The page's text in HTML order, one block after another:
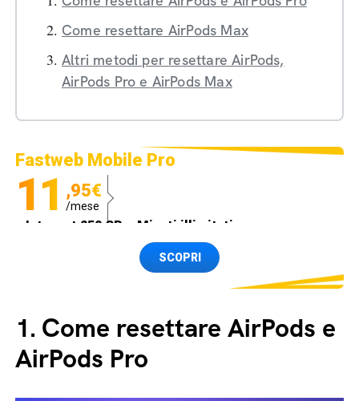
Come resettare AirPods Max
Altri metodi per resettare AirPods,
AirPods Pro e AirPods Max
Fastweb Mobile Pro
11 ,95€
/mese
Internet 250 GB e Minuti illimitati
Spedizione SIM GRATISSCOPRI
1. Come resettare AirPods e
AirPods Pro